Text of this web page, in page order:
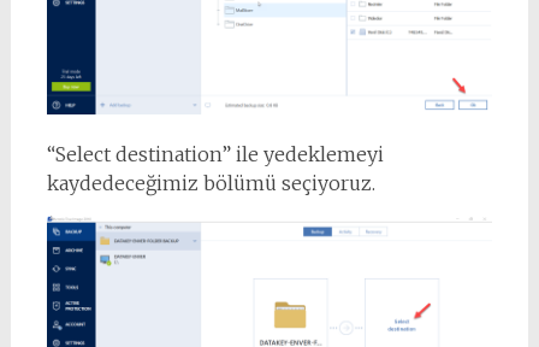
“Select destination” ile yedeklemeyi
kaydedeceğimiz bölümü seçiyoruz.